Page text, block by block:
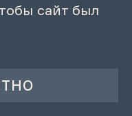
сайт был